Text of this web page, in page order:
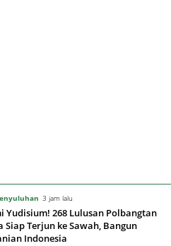
3 jam lalu
Yudisium! 268 Lulusan Polbangtan
Siap Terjun ke Sawah, Bangun
Indonesia